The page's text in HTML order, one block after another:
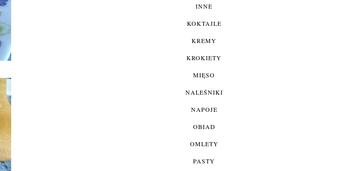
INNE
KOKTAJLE
KREMY
KROKIETY
MIĘSO
NALEŚNIKI
NAPOJE
OBIAD
OMLETY
PASTY